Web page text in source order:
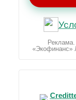
«Экофинанс»